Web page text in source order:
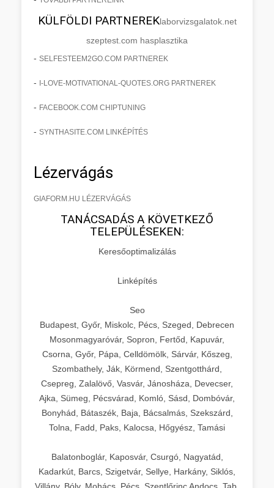
KÜLFÖLDI PARTNEREKlaborvizsgalatok.net
szeptest.com hasplasztika
- SELFESTEEM2GO.COM PARTNEREK
- I-LOVE-MOTIVATIONAL-QUOTES.ORG PARTNEREK
- FACEBOOK.COM CHIPTUNING
- SYNTHASITE.COM LINKÉPÍTÉS
Lézervágás
GIAFORM.HU LÉZERVÁGÁS
TANÁCSADÁS A KÖVETKEZŐ
TELEPÜLÉSEKEN:
Keresőoptimalizálás
Linképítés
Seo
Budapest, Győr, Miskolc, Pécs, Szeged, Debrecen
Mosonmagyaróvár, Sopron, Fertőd, Kapuvár,
Csorna, Győr, Pápa, Celldömölk, Sárvár, Kőszeg,
Szombathely, Ják, Körmend, Szentgotthárd,
Csepreg, Zalalövő, Vasvár, Jánosháza, Devecser,
Ajka, Sümeg, Pécsvárad, Komló, Sásd, Dombóvár,
Bonyhád, Bátaszék, Baja, Bácsalmás, Szekszárd,
Tolna, Fadd, Paks, Kalocsa, Hőgyész, Tamási
Balatonboglár, Kaposvár, Csurgó, Nagyatád,
Kadarkút, Barcs, Szigetvár, Sellye, Harkány, Siklós,
Villány, Bóly, Mohács, Pécs, Szentlőrinc Andocs, Tab,